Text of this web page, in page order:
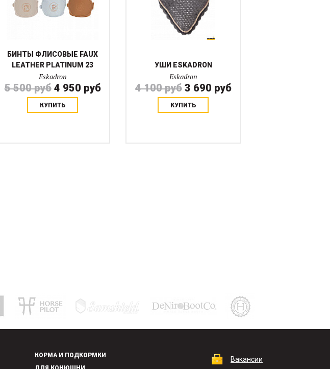
БИНТЫ ФЛИСОВЫЕ FAUX
LEATHER PLATINUM 23
Eskadron
5 500 руб 4 950 руб
КУПИТЬ
УШИ ESKADRON
Eskadron
4 100 руб 3 690 руб
КУПИТЬ
КОРМА И ПОДКОРМКИ
Вакансии